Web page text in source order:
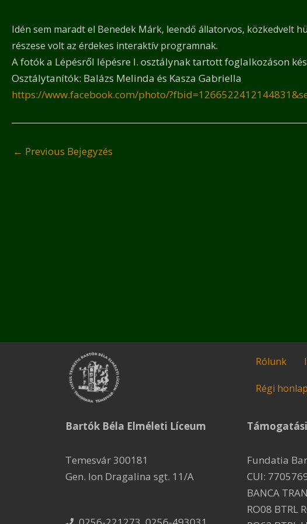
Idén sem maradt el Benedek Márk, leendő állatorvos, közkedvelt
részese volt az érdekes interaktív programnak.
A fotók a Lépésről lépésre I. osztálynak tartott foglalkozáson
Osztálytanítók: Balázs Melinda és Kasza Gabriella
https://www.facebook.com/photo/
← Previous Bejegyzés
Bartók Béla Elméleti Líceum
Temesvár 300181
Gen. Ion Dragalina sgt. 11/A
Rólunk
Régi honlap
Fundatia
CUI:
BANCA
RO08 BTRL